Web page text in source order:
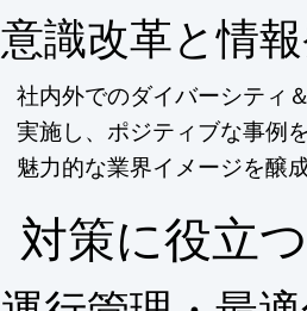
意識改革と情
社内外でのダイバーシティ
実施し、ポジティブな事例
魅力的な業界イメージを醸成
対策に役立